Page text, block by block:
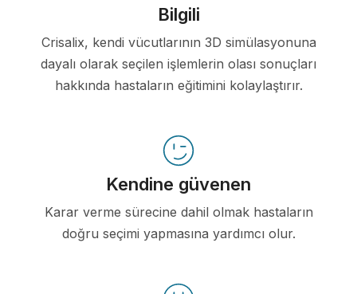
Bilgili
Crisalix, kendi vücutlarının 3D simülasyonuna
dayalı olarak seçilen işlemlerin olası sonuçları
hakkında hastaların eğitimini kolaylaştırır.
Kendine güvenen
Karar verme sürecine dahil olmak hastaların
doğru seçimi yapmasına yardımcı olur.